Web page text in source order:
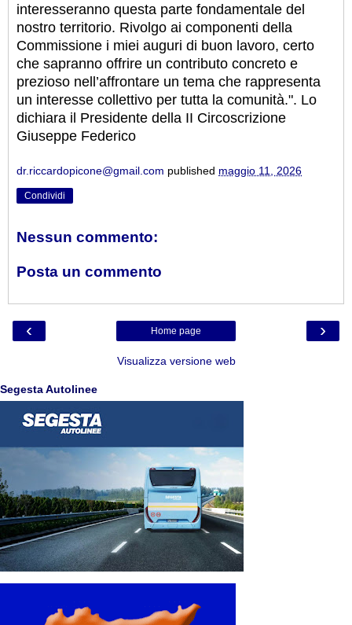
interesseranno questa parte fondamentale del
nostro territorio. Rivolgo ai componenti della
Commissione i miei auguri di buon lavoro, certo
che sapranno offrire un contributo concreto e
prezioso nell’affrontare un tema che rappresenta
un interesse collettivo per tutta la comunità.". Lo
dichiara il Presidente della II Circoscrizione
Giuseppe Federico
dr.riccardopicone@gmail.com published maggio 11, 2026
Condividi
Nessun commento:
Posta un commento
‹ ›
Home page
Visualizza versione web
Segesta Autolinee